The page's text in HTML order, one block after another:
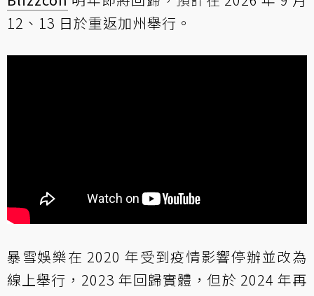
12、13 日於重返加州舉行。
暴雪娛樂在 2020 年受到疫情影響停辦並改為
線上舉行，2023 年回歸實體，但於 2024 年再